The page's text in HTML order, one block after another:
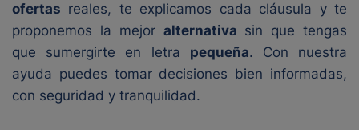
ofertas reales, te explicamos cada cláusula y te
proponemos la mejor alternativa sin que tengas
que sumergirte en letra pequeña. Con nuestra
ayuda puedes tomar decisiones bien informadas,
con seguridad y tranquilidad.